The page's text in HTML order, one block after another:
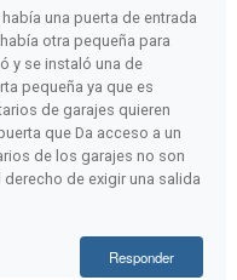
una puerta de entrada
otra pequeña para
y se instaló una de
pequeña ya que es
de garajes quieren
que Da acceso a un
de los garajes no son
de exigir una salida
Responder